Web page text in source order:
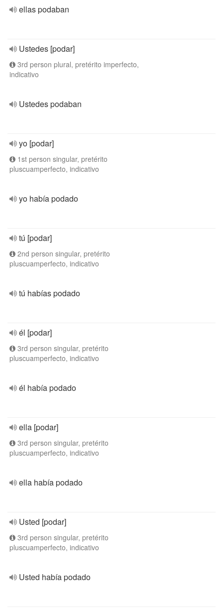
ellas podaban
Ustedes [podar]
3rd person plural, pretérito imperfecto,
indicativo
Ustedes podaban
yo [podar]
1st person singular, pretérito
pluscuamperfecto, indicativo
yo había podado
tú [podar]
2nd person singular, pretérito
pluscuamperfecto, indicativo
tú habías podado
él [podar]
3rd person singular, pretérito
pluscuamperfecto, indicativo
él había podado
ella [podar]
3rd person singular, pretérito
pluscuamperfecto, indicativo
ella había podado
Usted [podar]
3rd person singular, pretérito
pluscuamperfecto, indicativo
Usted había podado